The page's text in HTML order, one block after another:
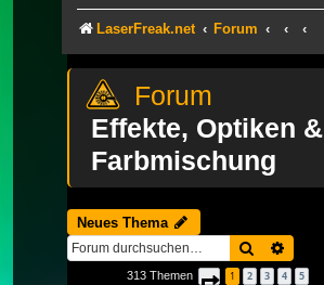
LaserFreak.net Forum
Effekte, Optiken &
Farbmischung
Neues Thema
Suche
313 Themen Seite 1von 11
1 2 3 4 5